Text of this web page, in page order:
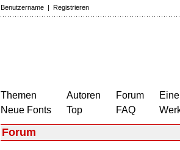
Benutzername | Registrieren
Themen
Neue Fonts
Autoren
Top
Forum
FAQ
Forum